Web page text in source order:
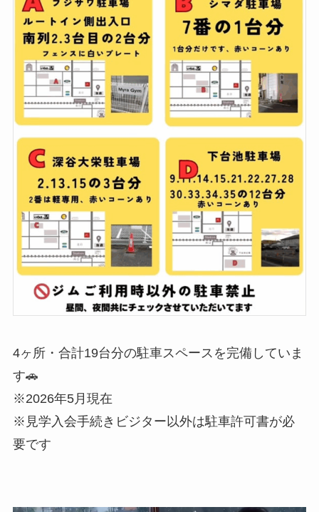
4ヶ所・合計19台分の駐車スペースを完備していま
す🚗
※2026年5月現在
※見学入会手続きビジター以外は駐車許可書が必
要です